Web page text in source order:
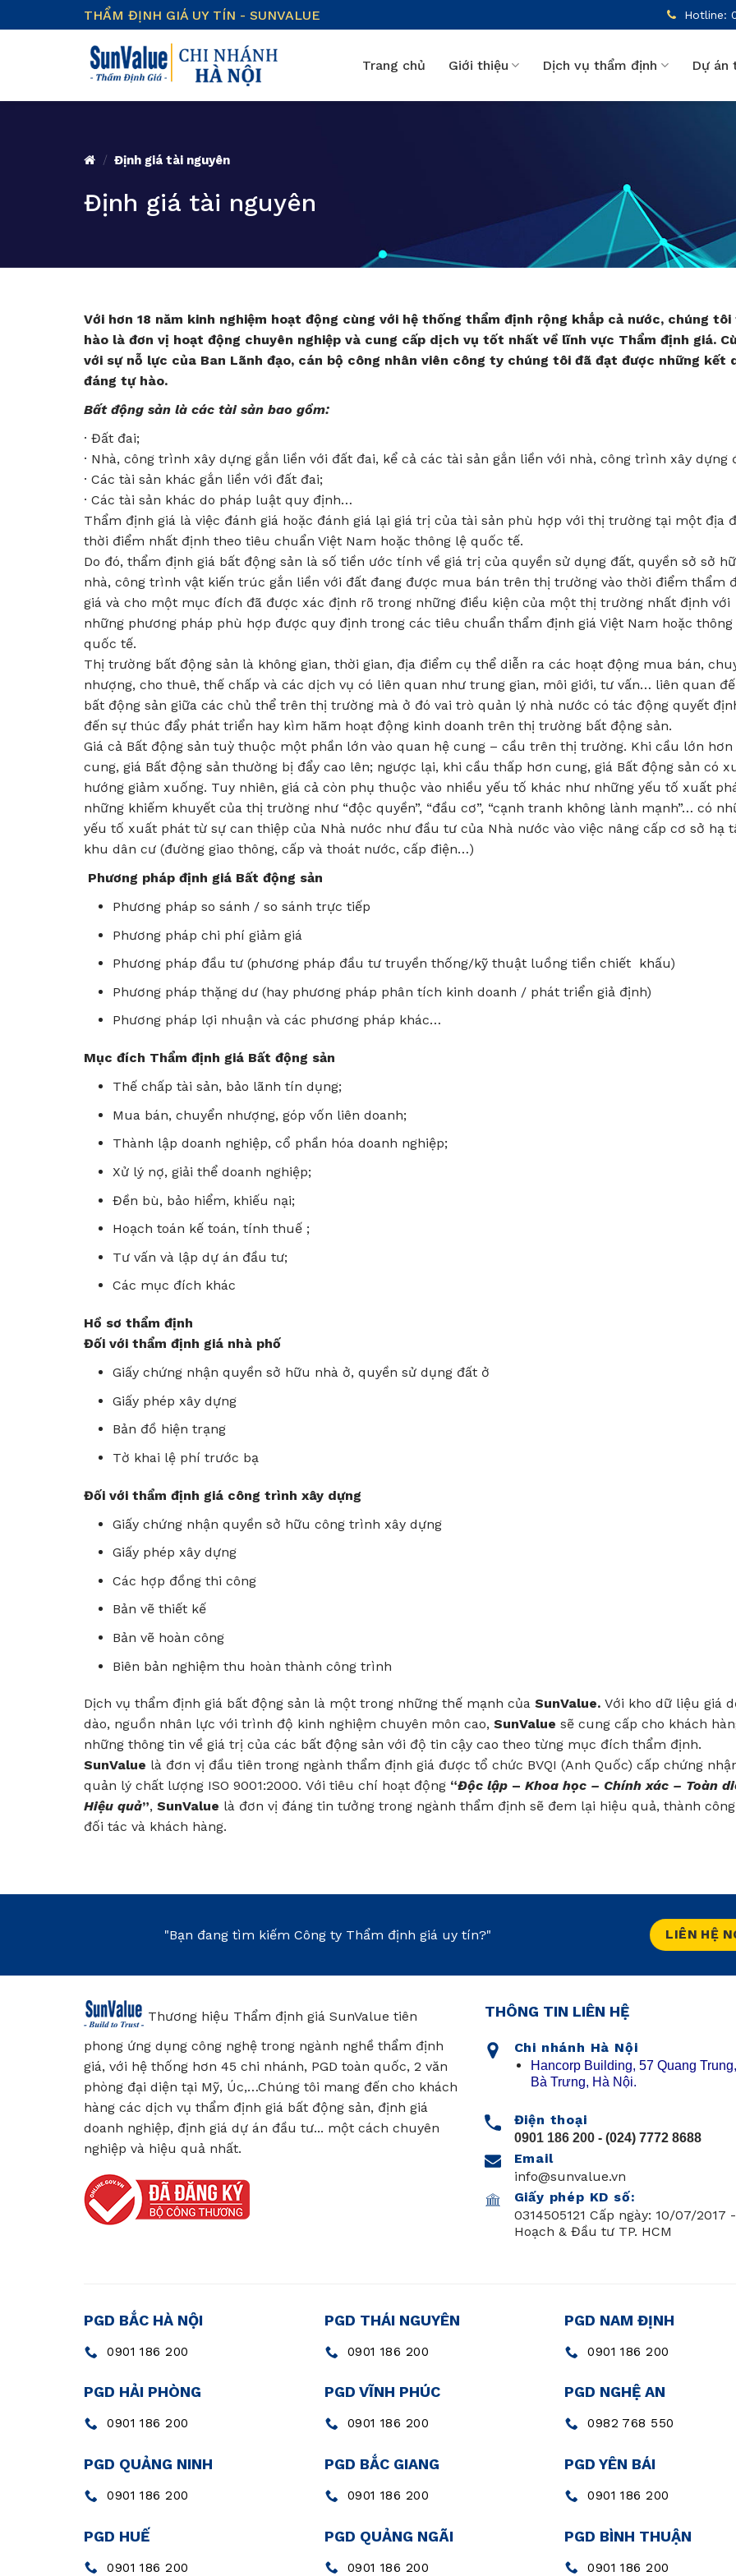
to
THẨM ĐỊNH GIÁ UY TÍN - SUNVALUE Hotline:
Trang chủ Giới thiệu Dịch vụ thẩm định Dự án
/ Định giá tài nguyên
Định giá tài nguyên
Với hơn 18 năm kinh nghiệm hoạt động cùng với hệ thống thẩm định rộng khắp cả nước, chúng
hào là đơn vị hoạt động chuyên nghiệp và cung cấp dịch vụ tốt nhất về lĩnh vực Thẩm định giá.
với sự nỗ lực của Ban Lãnh đạo, cán bộ công nhân viên công ty chúng tôi đã đạt được những kết
đáng tự hào.
Bất động sản là các tài sản bao gồm:
· Đất đai;
· Nhà, công trình xây dựng gắn liền với đất đai, kể cả các tài sản gắn liền với nhà, công trình xây dựng
· Các tài sản khác gắn liền với đất đai;
· Các tài sản khác do pháp luật quy định…
Thẩm định giá là việc đánh giá hoặc đánh giá lại giá trị của tài sản phù hợp với thị trường tại một địa
thời điểm nhất định theo tiêu chuẩn Việt Nam hoặc thông lệ quốc tế.
Do đó, thẩm định giá bất động sản là số tiền ước tính về giá trị của quyền sử dụng đất, quyền sở sở
nhà, công trình vật kiến trúc gắn liền với đất đang được mua bán trên thị trường vào thời điểm thẩm
giá và cho một mục đích đã được xác định rõ trong những điều kiện của một thị trường nhất định với
những phương pháp phù hợp được quy định trong các tiêu chuẩn thẩm định giá Việt Nam hoặc thông
quốc tế.
Thị trường bất động sản là không gian, thời gian, địa điểm cụ thể diễn ra các hoạt động mua bán,
nhượng, cho thuê, thế chấp và các dịch vụ có liên quan như trung gian, môi giới, tư vấn… liên quan
bất động sản giữa các chủ thể trên thị trường mà ở đó vai trò quản lý nhà nước có tác động quyết
đến sự thúc đẩy phát triển hay kìm hãm hoạt động kinh doanh trên thị trường bất động sản.
Giá cả Bất động sản tuỳ thuộc một phần lớn vào quan hệ cung – cầu trên thị trường. Khi cầu lớn hơn
cung, giá Bất động sản thường bị đẩy cao lên; ngược lại, khi cầu thấp hơn cung, giá Bất động sản có
hướng giảm xuống. Tuy nhiên, giá cả còn phụ thuộc vào nhiều yếu tố khác như những yếu tố xuất
những khiếm khuyết của thị trường như “độc quyền”, “đầu cơ”, “cạnh tranh không lành mạnh”… có
yếu tố xuất phát từ sự can thiệp của Nhà nước như đầu tư của Nhà nước vào việc nâng cấp cơ sở hạ
khu dân cư (đường giao thông, cấp và thoát nước, cấp điện…)
Phương pháp định giá Bất động sản
Phương pháp so sánh / so sánh trực tiếp
Phương pháp chi phí giảm giá
Phương pháp đầu tư (phương pháp đầu tư truyền thống/kỹ thuật luồng tiền chiết khấu)
Phương pháp thặng dư (hay phương pháp phân tích kinh doanh / phát triển giả định)
Phương pháp lợi nhuận và các phương pháp khác…
Mục đích Thẩm định giá Bất động sản
Thế chấp tài sản, bảo lãnh tín dụng;
Mua bán, chuyển nhượng, góp vốn liên doanh;
Thành lập doanh nghiệp, cổ phần hóa doanh nghiệp;
Xử lý nợ, giải thể doanh nghiệp;
Đền bù, bảo hiểm, khiếu nại;
Hoạch toán kế toán, tính thuế ;
Tư vấn và lập dự án đầu tư;
Các mục đích khác
Hồ sơ thẩm định
Đối với thẩm định giá nhà phố
Giấy chứng nhận quyền sở hữu nhà ở, quyền sử dụng đất ở
Giấy phép xây dựng
Bản đồ hiện trạng
Tờ khai lệ phí trước bạ
Đối với thẩm định giá công trình xây dựng
Giấy chứng nhận quyền sở hữu công trình xây dựng
Giấy phép xây dựng
Các hợp đồng thi công
Bản vẽ thiết kế
Bản vẽ hoàn công
Biên bản nghiệm thu hoàn thành công trình
Dịch vụ thẩm định giá bất động sản là một trong những thế mạnh của SunValue. Với kho dữ liệu giá
dào, nguồn nhân lực với trình độ kinh nghiệm chuyên môn cao, SunValue sẽ cung cấp cho khách
những thông tin về giá trị của các bất động sản với độ tin cậy cao theo từng mục đích thẩm định.
SunValue là đơn vị đầu tiên trong ngành thẩm định giá được tổ chức BVQI (Anh Quốc) cấp chứng
quản lý chất lượng ISO 9001:2000. Với tiêu chí hoạt động “Độc lập – Khoa học – Chính xác – Toàn
Hiệu quả”, SunValue là đơn vị đáng tin tưởng trong ngành thẩm định sẽ đem lại hiệu quả, thành
đối tác và khách hàng.
"Bạn đang tìm kiếm Công ty Thẩm định giá uy tín?" LIÊN HỆ
Thương hiệu Thẩm định giá SunValue tiên
phong ứng dụng công nghệ trong ngành nghề thẩm định
giá, với hệ thống hơn 45 chi nhánh, PGD toàn quốc, 2 văn
phòng đại diện tại Mỹ, Úc,…Chúng tôi mang đến cho khách
hàng các dịch vụ thẩm định giá bất động sản, định giá
doanh nghiệp, định giá dự án đầu tư... một cách chuyên
nghiệp và hiệu quả nhất.
THÔNG TIN LIÊN HỆ
Chi nhánh Hà Nội
Hancorp Building, 57 Quang
Bà Trưng, Hà Nội.
Điện thoại
0901 186 200- (024) 7772 8688
Email
info@sunvalue.vn
Giấy phép KD số:
0314505121 Cấp ngày: 10/07/2017
Hoạch & Đầu tư TP. HCM
PGD BẮC HÀ NỘI
0901 186 200
PGD HẢI PHÒNG
0901 186 200
PGD QUẢNG NINH
0901 186 200
PGD HUẾ
0901 186 200
PGD THÁI NGUYÊN
0901 186 200
PGD VĨNH PHÚC
0901 186 200
PGD BẮC GIANG
0901 186 200
PGD QUẢNG NGÃI
0901 186 200
PGD NAM ĐỊNH
0901 186 200
PGD NGHỆ AN
0982 768 550
PGD YÊN BÁI
0901 186 200
PGD BÌNH THUẬN
0901 186 200